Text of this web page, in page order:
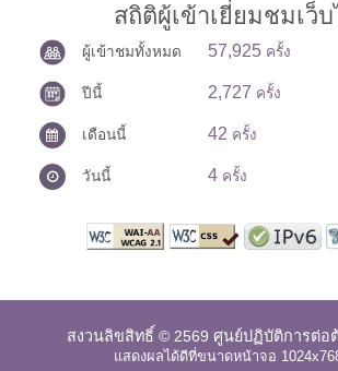
สถิติผู้เข้าเยี่ยมชมเว็
ผู้เข้าชมทั้งหมด 57,925 ครั้ง
ปีนี้ 2,727 ครั้ง
เดือนนี้ 42 ครั้ง
วันนี้ 4 ครั้ง
สงวนลิขสิทธิ์ © 2569 ศูนย์ปฏิบัติการต่อ
แสดงผลได้ดีที่ขนาดหน้าจอ